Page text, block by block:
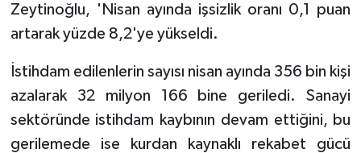
Zeytinoğlu, 'Nisan ayında işsizlik oranı 0,1 puan
artarak yüzde 8,2'ye yükseldi.
İstihdam edilenlerin sayısı nisan ayında 356 bin kişi
azalarak 32 milyon 166 bine geriledi. Sanayi
sektöründe istihdam kaybının devam ettiğini, bu
gerilemede ise kurdan kaynaklı rekabet gücü